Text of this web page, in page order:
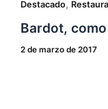
Destacado,
Bardot,
2 de marzo de 2017